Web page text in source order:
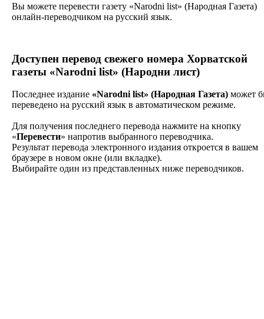
Вы можете перевести газету «Narodni list» (Народная Газета)
онлайн-переводчиком на русский язык.
Доступен перевод свежего номера Хорватской
газеты «Narodni list» (Народни лист)
Последнее издание «Narodni list» (Народная Газета) может
переведено на русский язык в автоматическом режиме.
Для получения последнего перевода нажмите на кнопку
«Перевести» напротив выбранного переводчика.
Результат перевода электронного издания откроется в вашем
браузере в новом окне (или вкладке).
Выбирайте один из представленных ниже переводчиков.